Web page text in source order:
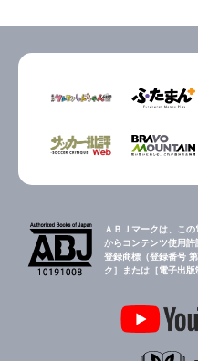
ＡＢＪマークは、こ
からコンテンツ使用
登録商標（登録番号
ク］または［電子出版